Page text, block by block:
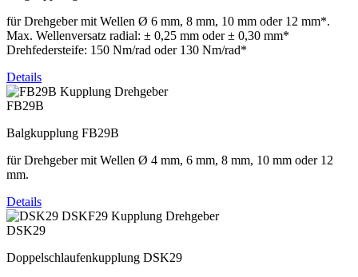
für Drehgeber mit Wellen Ø 6 mm, 8 mm, 10 mm oder 12 mm*.
Max. Wellenversatz radial: ± 0,25 mm oder ± 0,30 mm*
Drehfedersteife: 150 Nm/rad oder 130 Nm/rad*
Details
FB29B
Balgkupplung FB29B
für Drehgeber mit Wellen Ø 4 mm, 6 mm, 8 mm, 10 mm oder 12
mm.
Details
DSK29
Doppelschlaufenkupplung DSK29